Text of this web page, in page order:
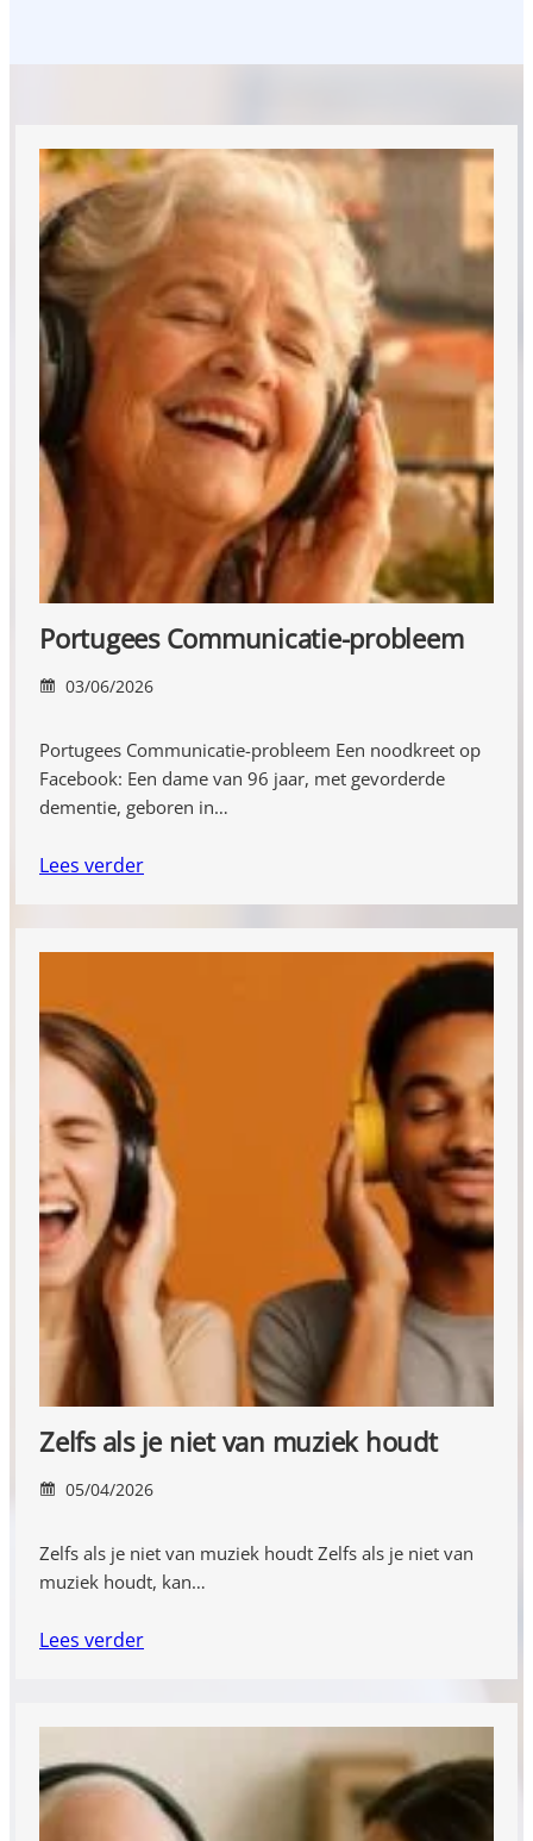
Portugees Communicatie-probleem
03/06/2026
Portugees Communicatie-probleem Een noodkreet op
Facebook: Een dame van 96 jaar, met gevorderde
dementie, geboren in…
Lees verder
Zelfs als je niet van muziek houdt
05/04/2026
Zelfs als je niet van muziek houdt Zelfs als je niet van
muziek houdt, kan…
Lees verder